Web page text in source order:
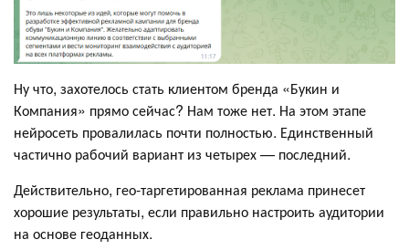
Ну что, захотелось стать клиентом бренда «Букин и
Компания» прямо сейчас? Нам тоже нет. На этом этапе
нейросеть провалилась почти полностью. Единственный
частично рабочий вариант из четырех — последний.
Действительно, гео-таргетированная реклама принесет
хорошие результаты, если правильно настроить аудитории
на основе геоданных.